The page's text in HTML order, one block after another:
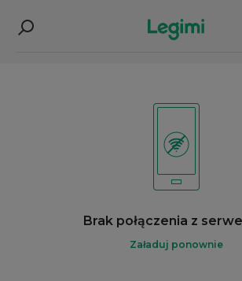
Brak połączenia z
Załaduj ponownie